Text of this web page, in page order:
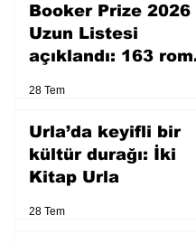
Booker Prize 2026
Uzun Listesi
açıklandı: 163
28 Tem
Urla’da keyifli bir
kültür durağı: İki
Kitap Urla
28 Tem